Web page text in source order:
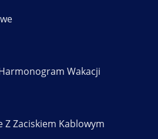
Wakacji
Z Zaciskiem Kablowym